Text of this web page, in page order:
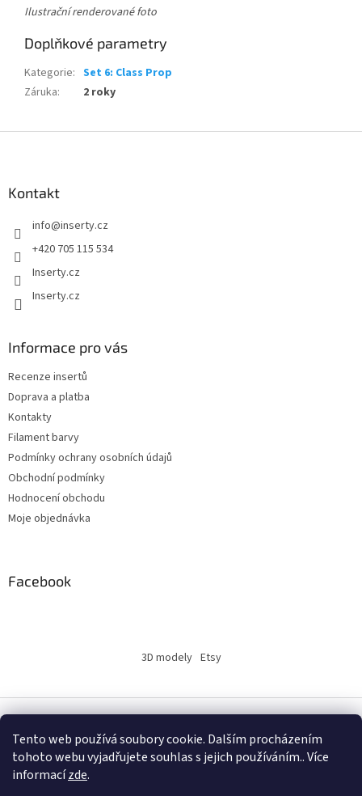
Tento web používá soubory cookie. Dalším procházením
tohoto webu vyjadřujete souhlas s jejich používáním.. Více
informacízde.
Ilustrační renderované foto
Doplňkové parametry
Kategorie: Set 6: Class Prop
Záruka: 2 roky
Kontakt
info@inserty.cz
+420 705 115 534
Inserty.cz
Inserty.cz
Informace pro vás
Recenze insertů
Doprava a platba
Kontakty
Filament barvy
Podmínky ochrany osobních údajů
Obchodní podmínky
Hodnocení obchodu
Moje objednávka
Facebook
3D modely Etsy
Vytvořil Shoptet
Copyright 2026